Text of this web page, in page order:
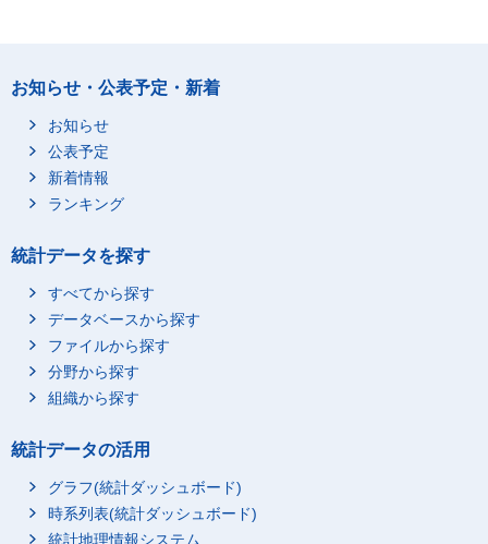
お知らせ・公表予定・新着
お知らせ
公表予定
新着情報
ランキング
統計データを探す
すべてから探す
データベースから探す
ファイルから探す
分野から探す
組織から探す
統計データの活用
グラフ(統計ダッシュボード)
時系列表(統計ダッシュボード)
統計地理情報システム